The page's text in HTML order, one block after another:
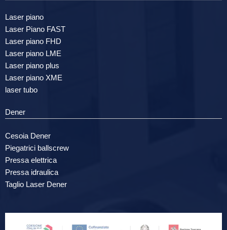
Laser piano
Laser Piano FAST
Laser piano FHD
Laser piano LME
Laser piano plus
Laser piano XME
laser tubo
Dener
Cesoia Dener
Piegatrici ballscrew
Pressa elettrica
Pressa idraulica
Taglio Laser Dener